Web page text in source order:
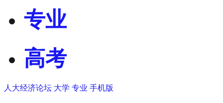
专业
高考
人大经济论坛 大学 专业 手机版